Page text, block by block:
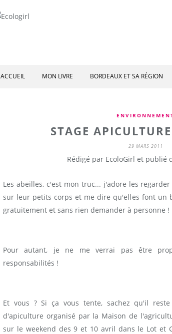
ACCUEIL MON LIVRE BORDEAUX ET SA RÉGION
STAGE
29 MARS 2011
Rédigé par EcoloGirl et publié
Les abeilles, c'est mon truc... j'adore les
sur leur petits corps et me dire qu'elles font un
gratuitement et sans rien demander à personne !
Pour autant, je ne me verrai pas être
responsabilités !
Et vous ? Si ça vous tente, sachez qu'il
d'apiculture organisé par la Maison de
sur le weekend des 9 et 10 avril dans le Lot et